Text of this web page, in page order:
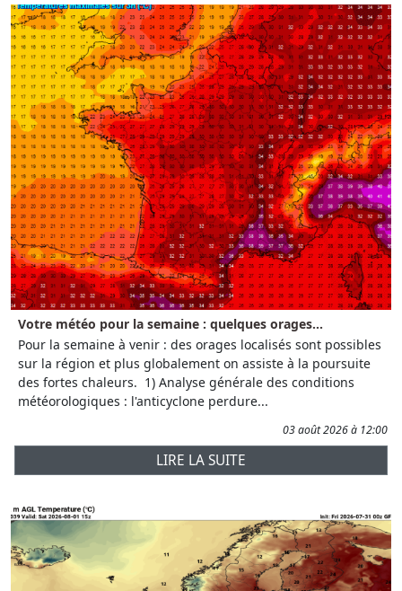
Votre météo pour la semaine : quelques orages...
Pour la semaine à venir : des orages localisés sont possibles
sur la région et plus globalement on assiste à la poursuite
des fortes chaleurs. 1) Analyse générale des conditions
météorologiques : l'anticyclone perdure...
03 août 2026 à 12:00
LIRE LA SUITE